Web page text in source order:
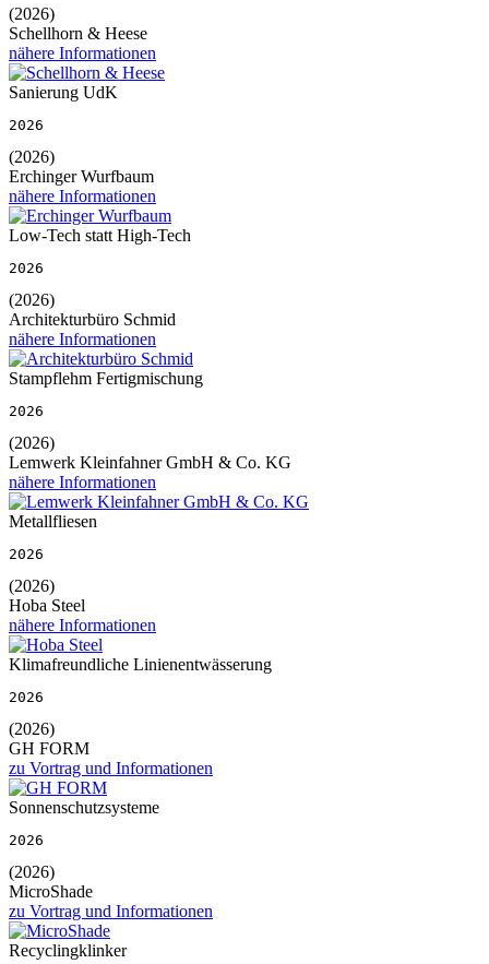
(2026)
Schellhorn & Heese
nähere Informationen
Sanierung UdK
2026
(2026)
Erchinger Wurfbaum
nähere Informationen
Low-Tech statt High-Tech
2026
(2026)
Architekturbüro Schmid
nähere Informationen
Stampflehm Fertigmischung
2026
(2026)
Lemwerk Kleinfahner GmbH & Co. KG
nähere Informationen
Metallfliesen
2026
(2026)
Hoba Steel
nähere Informationen
Klimafreundliche Linienentwässerung
2026
(2026)
GH FORM
zu Vortrag und Informationen
Sonnenschutzsysteme
2026
(2026)
MicroShade
zu Vortrag und Informationen
Recyclingklinker